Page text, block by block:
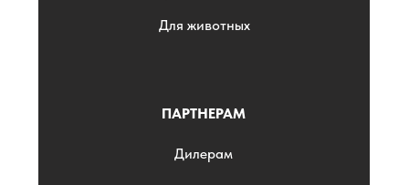
ПАРТНЕРАМ
Дилерам
Для животных